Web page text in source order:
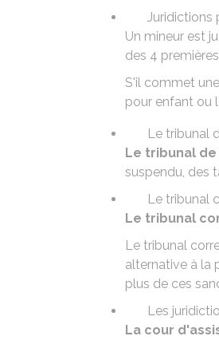
Juridictions
Un mineur est
des 4
S'il commet une
pour enfant ou
Le tribunal
Le tribunal
suspendu, des
Le tribunal
Le tribunal
Le tribunal
alternative à la
plus de ces
Les
La cour